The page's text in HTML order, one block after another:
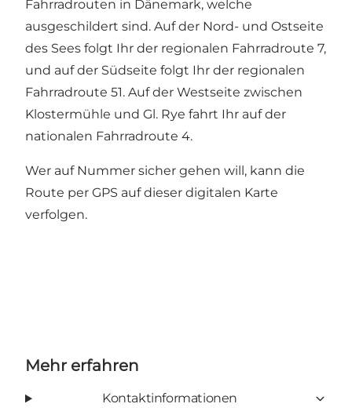
Fahrradrouten in Dänemark, welche
ausgeschildert sind. Auf der Nord- und Ostseite
des Sees folgt Ihr der regionalen Fahrradroute 7,
und auf der Südseite folgt Ihr der regionalen
Fahrradroute 51. Auf der Westseite zwischen
Klostermühle und Gl. Rye fahrt Ihr auf der
nationalen Fahrradroute 4.
Wer auf Nummer sicher gehen will, kann die
Route per GPS auf dieser digitalen Karte
verfolgen.
Mehr erfahren
Kontaktinformationen